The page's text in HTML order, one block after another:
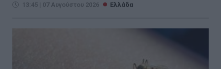
13:45 | 07 Αυγούστου 2026 Ελλάδα